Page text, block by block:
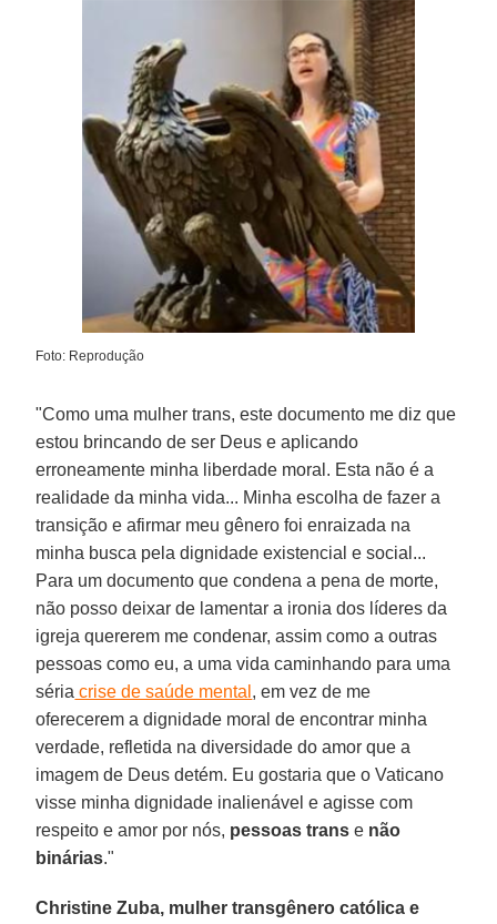
Foto: Reprodução
"Como uma mulher trans, este documento me diz que
estou brincando de ser Deus e aplicando
erroneamente minha liberdade moral. Esta não é a
realidade da minha vida... Minha escolha de fazer a
transição e afirmar meu gênero foi enraizada na
minha busca pela dignidade existencial e social...
Para um documento que condena a pena de morte,
não posso deixar de lamentar a ironia dos líderes da
igreja quererem me condenar, assim como a outras
pessoas como eu, a uma vida caminhando para uma
séria crise de saúde mental , em vez de me
oferecerem a dignidade moral de encontrar minha
verdade, refletida na diversidade do amor que a
imagem de Deus detém. Eu gostaria que o Vaticano
visse minha dignidade inalienável e agisse com
respeito e amor por nós, pessoas trans e não
binárias."
Christine Zuba, mulher transgênero católica e